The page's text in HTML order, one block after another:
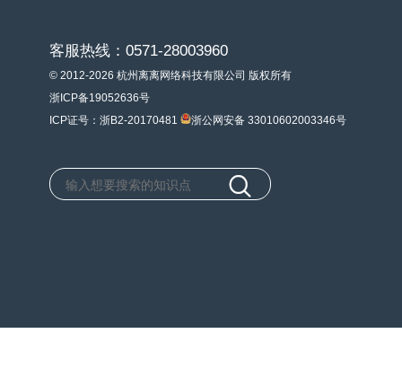
客服热线：0571-28003960
© 2012-2026 杭州离离网络科技有限公司 版权所有
浙ICP备19052636号
ICP证号：浙B2-20170481
浙公网安备 33010602003346号